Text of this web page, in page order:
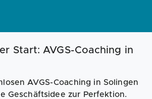
Magazin Businessplan Fördermittel
Start: AVGS-Coaching in
AVGS-Coaching in Solingen
Geschäftsidee zur Perfektion.